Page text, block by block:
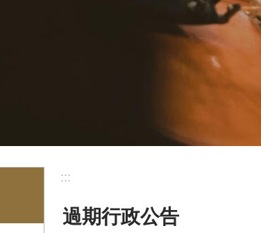
:::
過期行政公告